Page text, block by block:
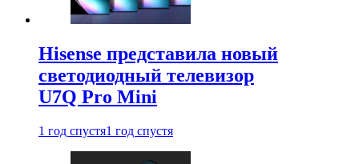
Hisense представила новый
светодиодный телевизор
U7Q Pro Mini
1 год спустя1 год спустя